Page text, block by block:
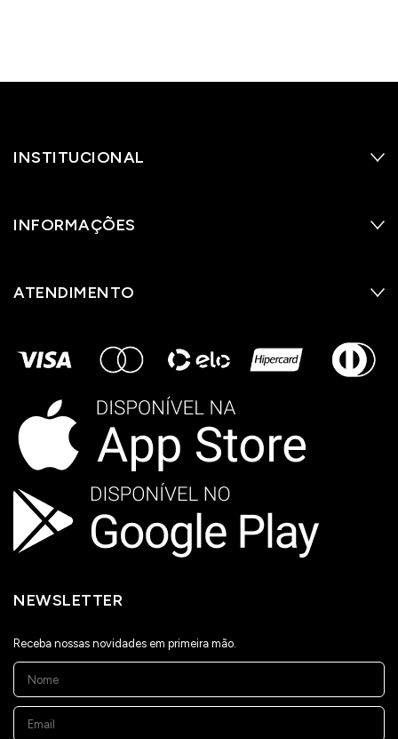
INSTITUCIONAL
INFORMAÇÕES
ATENDIMENTO
NEWSLETTER
Receba nossas novidades em primeira mão.